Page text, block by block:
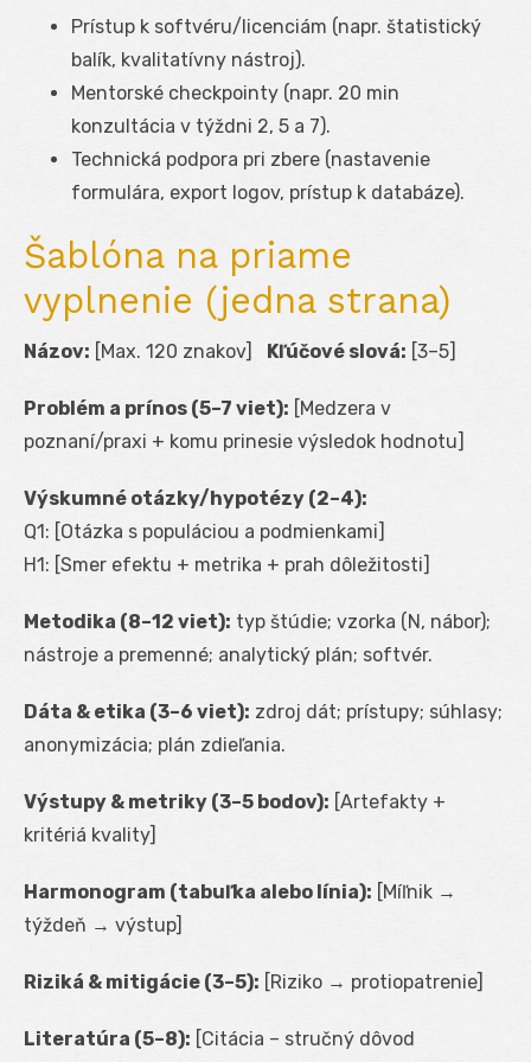
Prístup k softvéru/licenciám (napr. štatistický
balík, kvalitatívny nástroj).
Mentorské checkpointy (napr. 20 min
konzultácia v týždni 2, 5 a 7).
Technická podpora pri zbere (nastavenie
formulára, export logov, prístup k databáze).
Šablóna na priame
vyplnenie (jedna strana)
Názov: [Max. 120 znakov] Kľúčové slová: [3–5]
Problém a prínos (5–7 viet): [Medzera v
poznaní/praxi + komu prinesie výsledok hodnotu]
Výskumné otázky/hypotézy (2–4):
Q1: [Otázka s populáciou a podmienkami]
H1: [Smer efektu + metrika + prah dôležitosti]
Metodika (8–12 viet): typ štúdie; vzorka (N, nábor);
nástroje a premenné; analytický plán; softvér.
Dáta & etika (3–6 viet): zdroj dát; prístupy; súhlasy;
anonymizácia; plán zdieľania.
Výstupy & metriky (3–5 bodov): [Artefakty +
kritériá kvality]
Harmonogram (tabuľka alebo línia): [Míľnik →
týždeň → výstup]
Riziká & mitigácie (3–5): [Riziko → protiopatrenie]
Literatúra (5–8): [Citácia – stručný dôvod